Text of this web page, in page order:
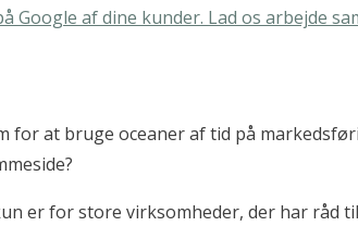
for at bruge oceaner af tid på
er for store virksomheder, der har råd